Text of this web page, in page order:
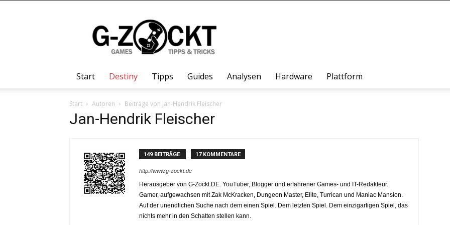
Zockt.DE
Start Destiny Tipps Guides Analysen Hardware Plattform
Start Autoren Beiträge von Jan-Hendrik Fleischer
Jan-Hendrik Fleischer
149 BEITRÄGE 17 KOMMENTARE
http://www.g-zockt.de
Herausgeber von G-Zockt.DE. YouTuber, Blogger und erfahrener Games- und IT-Redakteur.
Gamer, aufgewachsen mit Zak McKracken, Dungeon Master, Elite, Turrican und Maniac Mansion.
Auf der unendlichen Suche nach dem einen Spiel. Dem letzten Spiel. Dem einzigartigen Spiel, das
nichts mehr in den Schatten stellen kann.